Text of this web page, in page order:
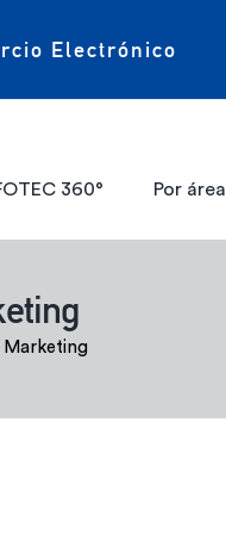
Electrónico
360° Por área
Marketing